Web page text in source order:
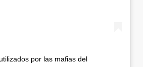
por las mafias del